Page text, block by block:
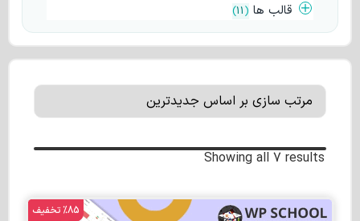
قالب ها (
11
)
Showing all 7 results
%85 تخفیف